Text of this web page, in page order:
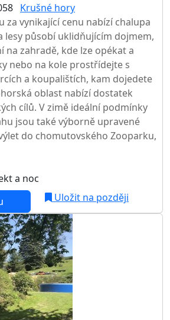
Krušné hory
za vynikající cenu nabízí chalupa
lesy působí uklidňujícím dojmem,
na zahradě, kde lze opékat a
nebo na kole prostřídejte s
a koupalištích, kam dojedete
oblast nabízí dostatek
cílů. V zimě ideální podmínky
jsou také výborně upravené
do chomutovského Zooparku,
a noc
Uložit na později